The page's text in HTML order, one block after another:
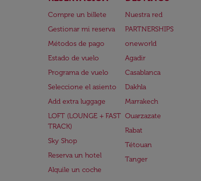
Compre un billete
Gestionar mi reserva
Métodos de pago
Estado de vuelo
Programa de vuelo
Seleccione el asiento
Add extra luggage
LOFT (LOUNGE + FAST
TRACK)
Sky Shop
Reserva un hotel
Alquile un coche
Nuestra red
PARTNERSHIPS
oneworld
Agadir
Casablanca
Dakhla
Marrakech
Ouarzazate
Rabat
Tétouan
Tanger